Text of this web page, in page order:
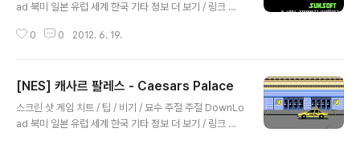
ad 북미 일본 유럽 세계 한국 기타 정보 더 보기 / 링크 관
0 0 2012. 6. 19.
[NES] 캐사르 팔레스 - Caesars Palace
스크린 샷 게임 치트 / 팁 / 비기 / 묘수 주절 주절 DownLo
ad 북미 일본 유럽 세계 한국 기타 정보 더 보기 / 링크 관